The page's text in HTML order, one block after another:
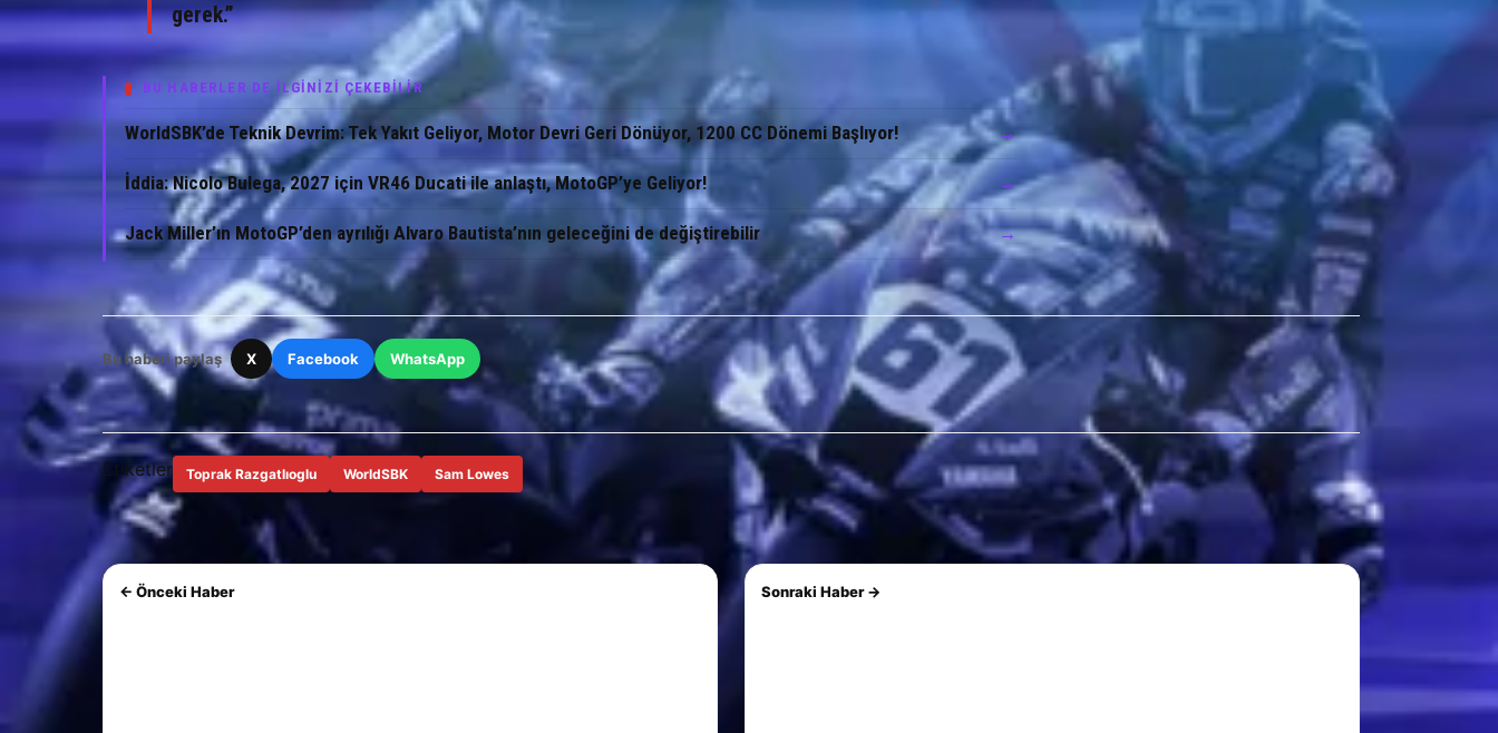
gerek.”
BU HABERLER DE İLGİNİZİ ÇEKEBİLİR
WorldSBK’de Teknik Devrim: Tek Yakıt Geliyor, Motor Devri Geri Dönüyor, 1200 CC Dönemi Başlıyor! →
İddia: Nicolo Bulega, 2027 için VR46 Ducati ile anlaştı, MotoGP’ye Geliyor! →
Jack Miller’ın MotoGP’den ayrılığı Alvaro Bautista’nın geleceğini de değiştirebilir →
Bu haberi paylaş X Facebook WhatsApp
Etiketler Toprak Razgatlıoglu WorldSBK Sam Lowes
← Önceki Haber Sonraki Haber →